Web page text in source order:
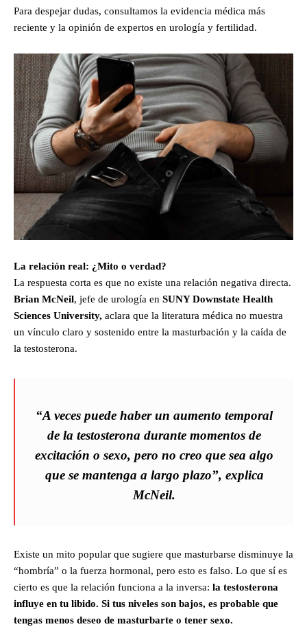
Para despejar dudas, consultamos la evidencia médica más
reciente y la opinión de expertos en urología y fertilidad.
La relación real: ¿Mito o verdad?
La respuesta corta es que no existe una relación negativa directa.
Brian McNeil, jefe de urología en SUNY Downstate Health
Sciences University, aclara que la literatura médica no muestra
un vínculo claro y sostenido entre la masturbación y la caída de
la testosterona.
“A veces puede haber un aumento temporal
de la testosterona durante momentos de
excitación o sexo, pero no creo que sea algo
que se mantenga a largo plazo”, explica
McNeil.
Existe un mito popular que sugiere que masturbarse disminuye la
“hombría” o la fuerza hormonal, pero esto es falso. Lo que sí es
cierto es que la relación funciona a la inversa: la testosterona
influye en tu libido. Si tus niveles son bajos, es probable que
tengas menos deseo de masturbarte o tener sexo.